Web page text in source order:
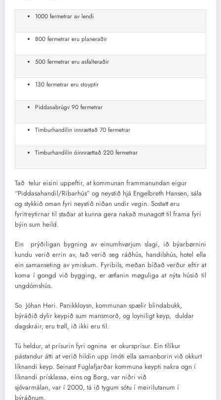
1000 fermetrar av lendi
800 fermetrar eru planeraðir
500 fermetrar eru asfalteraðir
130 fermetrar eru stoyptir
Piddasabrúgv 90 fermetrar
Timburhandilin innrættað 70 fermetrar
Timburhandilin óinnrættað 220 fermetrar
Tað telur eisini uppeftir, at kommunan frammanundan eigur
“Piddasahandil/Ribarhús” og neystið hjá Engelbreth Hansen, sála
og stykkið oman fyri neystið niðan undir vegin. Sostatt eru
fyritreytirnar til staðar at kunna gera nakað munagott til frama fyri
býin sum heild.
Ein prýðiligan bygning av einumhvørjum slagi, ið býarbørnini
kundu verið errin av, tað verið seg ráðhús, handilshús, hotel ella
ein samanseting av ymiskum. Fyribils, meðan bíðað verður eftir at
koma í gongd við bygging, er ætlanin møguliga at nýta húsið til
ungdómshús.
So Jóhan Heri. Panikkloysn, kommunan spælir blindabukk,
býráðið dylir keypið sum mansmorð, og loyniligt keyp, duldar
dagskráir, eru trøll, ið ikki eru til.
Tú heldur, at prísurin fyri ognina er okursprísur. Ein tílíkur
pástandur átti at verið hildin upp ímóti ella samanborin við okkurt
líknandi keyp. Seinast Fuglafjarðar kommuna keypti nakra ogn í
líknandi prísklassa, eins og Borg, var niðri við
sjóvarmálan, var í 2000, tá ið tygum sótu í meirilutanum í
býráðnum.